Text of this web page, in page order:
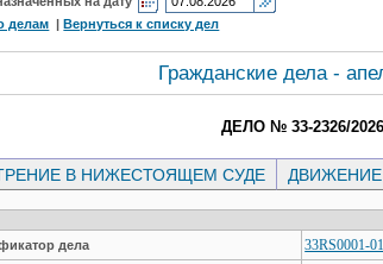
делам |Вернуться к списку дел
Гражданские дела -
ДЕЛО № 33-2326/2026
В НИЖЕСТОЯЩЕМ СУДЕ ДВИЖЕНИЕ
дела
33RS0001-